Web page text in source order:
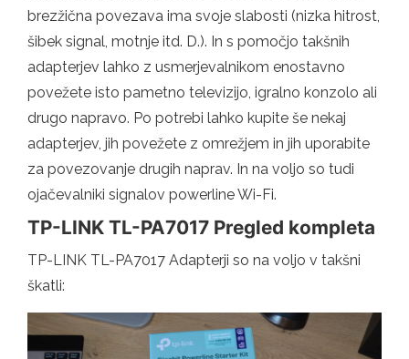
brezžična povezava ima svoje slabosti (nizka hitrost,
šibek signal, motnje itd. D.). In s pomočjo takšnih
adapterjev lahko z usmerjevalnikom enostavno
povežete isto pametno televizijo, igralno konzolo ali
drugo napravo. Po potrebi lahko kupite še nekaj
adapterjev, jih povežete z omrežjem in jih uporabite
za povezovanje drugih naprav. In na voljo so tudi
ojačevalniki signalov powerline Wi-Fi.
TP-LINK TL-PA7017 Pregled kompleta
TP-LINK TL-PA7017 Adapterji so na voljo v takšni
škatli: